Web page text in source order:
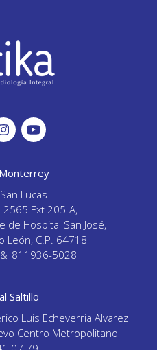
Lucas
2565 Ext 205-A,
de Hospital San José,
León, C.P. 64718
& 811936-5028
Saltillo
Luis Echeverria Alvarez
Centro Metropolitano